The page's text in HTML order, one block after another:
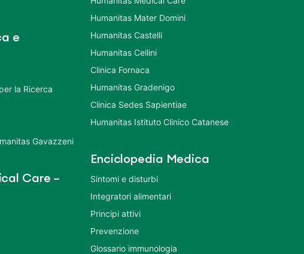
e
la Ricerca
Gavazzeni
Care –
Humanitas Mater Domini
Humanitas Castelli
Humanitas Cellini
Clinica Fornaca
Humanitas Gradenigo
Clinica Sedes Sapientiae
Humanitas Istituto Clinico Catanese
Enciclopedia Medica
Sintomi e disturbi
Integratori alimentari
Principi attivi
Prevenzione
Glossario immunologia